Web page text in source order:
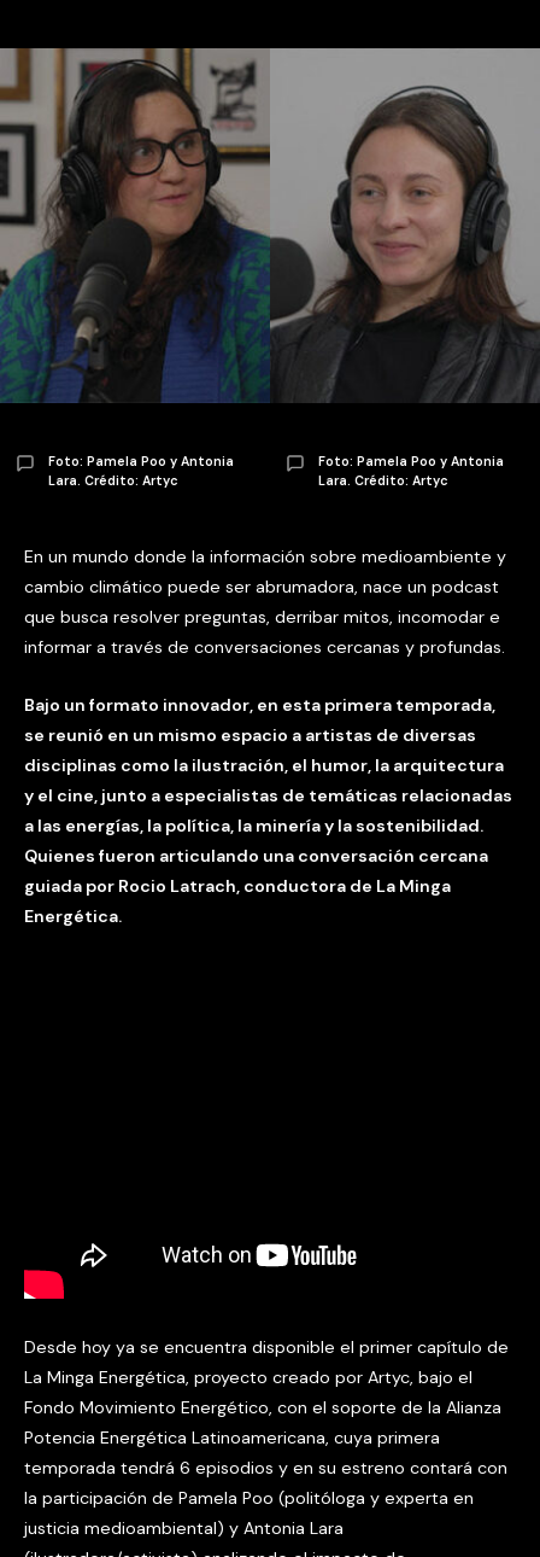
Foto: Pamela Poo y Antonia
Lara. Crédito: Artyc
Foto: Pamela Poo y Antonia
Lara. Crédito: Artyc
En un mundo donde la información sobre medioambiente y
cambio climático puede ser abrumadora, nace un podcast
que busca resolver preguntas, derribar mitos, incomodar e
informar a través de conversaciones cercanas y profundas.
Bajo un formato innovador, en esta primera temporada,
se reunió en un mismo espacio a artistas de diversas
disciplinas como la ilustración, el humor, la arquitectura
y el cine, junto a especialistas de temáticas relacionadas
a las energías, la política, la minería y la sostenibilidad.
Quienes fueron articulando una conversación cercana
guiada por Rocio Latrach, conductora de La Minga
Energética.
Desde hoy ya se encuentra disponible el primer capítulo de
La Minga Energética, proyecto creado por Artyc, bajo el
Fondo Movimiento Energético, con el soporte de la Alianza
Potencia Energética Latinoamericana, cuya primera
temporada tendrá 6 episodios y en su estreno contará con
la participación de Pamela Poo (politóloga y experta en
justicia medioambiental) y Antonia Lara